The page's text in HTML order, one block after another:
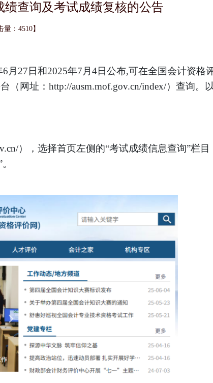
绩查询及考试成绩复核的公告
：4510】
27日和2025年7月4日公布,可在全国会计资格
（网址：http://ausm.mof.gov.cn/index/）查询。
），选择首页左侧的“考试成绩信息查询”栏目